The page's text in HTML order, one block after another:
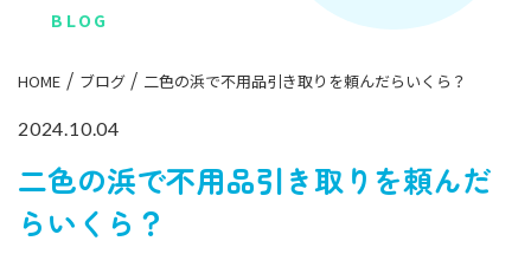
BLOG
HOME ブログ 二色の浜で不用品引き取りを頼んだらいくら？
2024.10.04
二色の浜で不用品引き取りを頼んだ
らいくら？